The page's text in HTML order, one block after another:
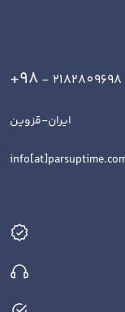
+98 - 2182809698
ایران-قزوین